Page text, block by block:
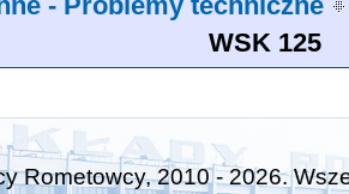
WSK 125
Rometowcy, 2010 - 2026.